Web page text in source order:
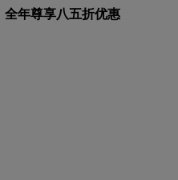
全年尊享八五折优惠